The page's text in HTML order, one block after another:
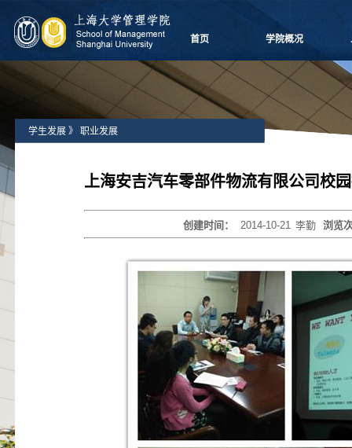
首页 学院概况
学院愿景
院长致辞
学院介绍
党群组织
学院制度
学院视频
历任领导
学生发展 》 职业发展
上海安吉汽车零部件物流有限公司校
创建时间：2014-10-21 李勤 浏览